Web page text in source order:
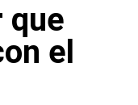
que
el